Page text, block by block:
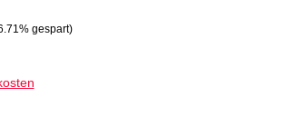
gespart)